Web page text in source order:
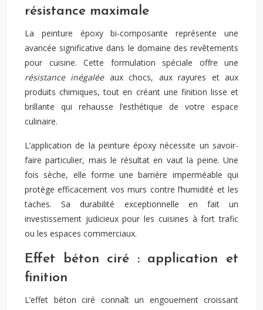
résistance maximale
La peinture époxy bi-composante représente une
avancée significative dans le domaine des revêtements
pour cuisine. Cette formulation spéciale offre une
résistance inégalée aux chocs, aux rayures et aux
produits chimiques, tout en créant une finition lisse et
brillante qui rehausse l’esthétique de votre espace
culinaire.
L’application de la peinture époxy nécessite un savoir-
faire particulier, mais le résultat en vaut la peine. Une
fois sèche, elle forme une barrière imperméable qui
protège efficacement vos murs contre l’humidité et les
taches. Sa durabilité exceptionnelle en fait un
investissement judicieux pour les cuisines à fort trafic
ou les espaces commerciaux.
Effet béton ciré : application et
finition
L’effet béton ciré connaît un engouement croissant